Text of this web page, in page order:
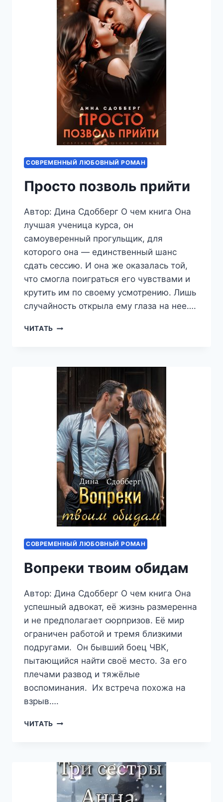
СОВРЕМЕННЫЙ ЛЮБОВНЫЙ РОМАН
Просто позволь прийти
Автор: Дина Сдобберг О чем книга Она
лучшая ученица курса, он
самоуверенный прогульщик, для
которого она — единственный шанс
сдать сессию. И она же оказалась той,
что смогла поиграться его чувствами и
крутить им по своему усмотрению. Лишь
случайность открыла ему глаза на нее….
ЧИТАТЬ ПРОСТО
СОВРЕМЕННЫЙ ЛЮБОВНЫЙ РОМАН
Вопреки твоим обидам
Автор: Дина Сдобберг О чем книга Она
успешный адвокат, её жизнь размеренна
и не предполагает сюрпризов. Её мир
ограничен работой и тремя близкими
подругами. Он бывший боец ЧВК,
пытающийся найти своё место. За его
плечами развод и тяжёлые
воспоминания. Их встреча похожа на
взрыв….
ЧИТАТЬ ВОПРЕКИ